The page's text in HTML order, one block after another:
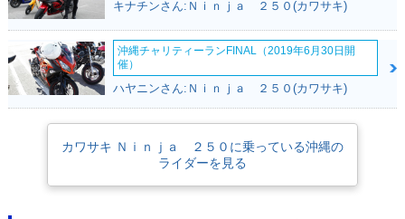
2018年 Ninja 250
KRT Edition・特
2018年 Ninja 25
0・フルモデルチェ
2017年 Ninja 250 A
BS KRT Winter Tes
キナチンさん:Ｎｉｎｊａ ２５０(カワサキ)
沖縄チャリティーランFINAL（2019年6月30日開
催）
ハヤニンさん:Ｎｉｎｊａ ２５０(カワサキ)
カワサキ Ｎｉｎｊａ ２５０に乗っている沖縄の
ライダーを見る